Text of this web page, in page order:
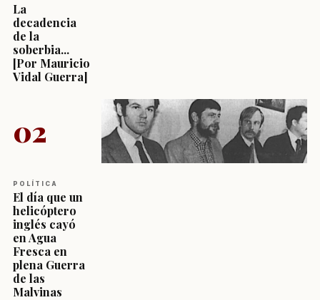
La
decadencia
de la
soberbia...
[Por Mauricio
Vidal Guerra]
02
POLÍTICA
El día que un
helicóptero
inglés cayó
en Agua
Fresca en
plena Guerra
de las
Malvinas